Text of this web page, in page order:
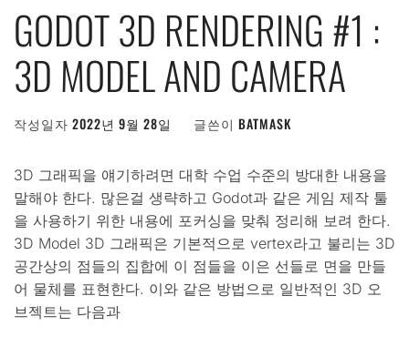
GODOT 3D RENDERING #1 :
3D MODEL AND CAMERA
작성일자 2022년 9월 28일 글쓴이 BATMASK
3D 그래픽을 얘기하려면 대학 수업 수준의 방대한 내용을
말해야 한다. 많은걸 생략하고 Godot과 같은 게임 제작 툴
을 사용하기 위한 내용에 포커싱을 맞춰 정리해 보려 한다.
3D Model 3D 그래픽은 기본적으로 vertex라고 불리는 3D
공간상의 점들의 집합에 이 점들을 이은 선들로 면을 만들
어 물체를 표현한다. 이와 같은 방법으로 일반적인 3D 오
브젝트는 다음과